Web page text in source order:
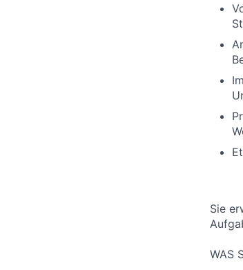
Sie
WAS